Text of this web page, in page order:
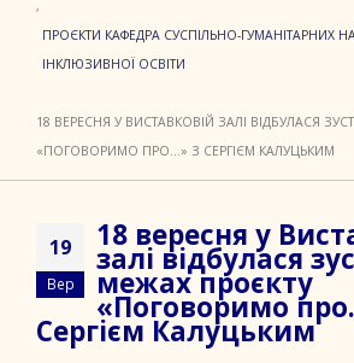
,
ПРОЄКТИ КАФЕДРА СУСПІЛЬНО-ГУМАНІТАРНИХ
ІНКЛЮЗИВНОЇ ОСВІТИ
18 ВЕРЕСНЯ У ВИСТАВКОВІЙ ЗАЛІ ВІДБУЛАСЯ
«ПОГОВОРИМО ПРО…» З СЕРГІЄМ КАЛУЦЬКИМ
19
Вер
18 вересня у
залі відбулася
межах проєкту
«Поговоримо
Сергієм Калуцьким